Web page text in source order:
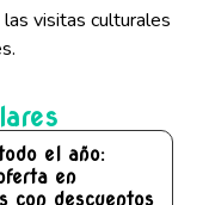
visitas culturales
el año:
en
con descuentos